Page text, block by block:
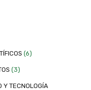
(6)
(3)
Y TECNOLOGÍA